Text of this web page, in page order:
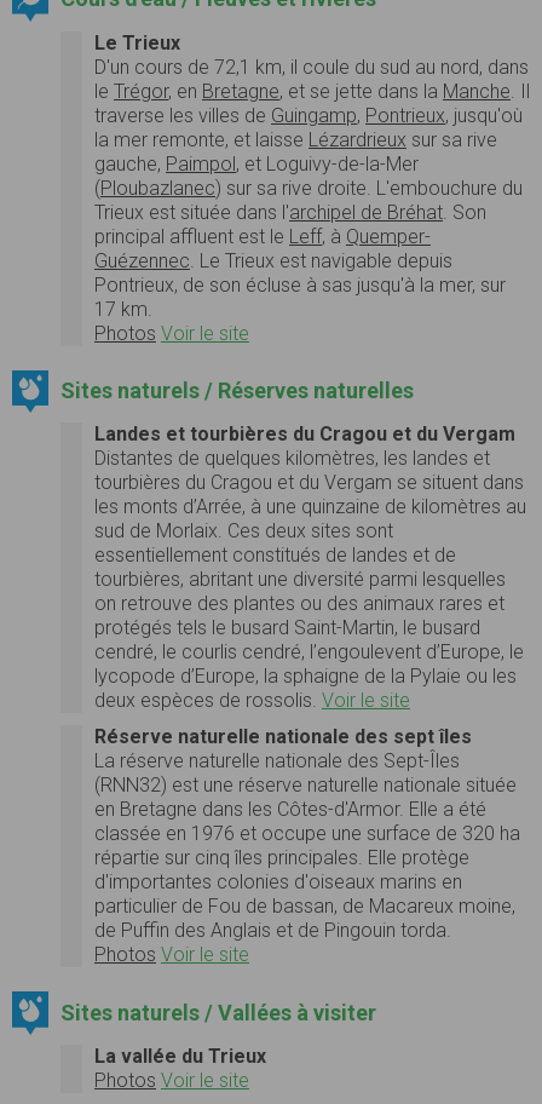
Le Trieux
D'un cours de 72,1 km, il coule du sud au nord, dans
le Trégor, en Bretagne, et se jette dans la Manche . Il
traverse les villes de Guingamp, Pontrieux, jusqu'où
la mer remonte, et laisse Lézardrieux sur sa rive
gauche, Paimpol, et Loguivy-de-la-Mer
(Ploubazlanec) sur sa rive droite. L'embouchure du
Trieux est située dans l'archipel de Bréhat . Son
principal affluent est le Leff, à Quemper-
Guézennec . Le Trieux est navigable depuis
Pontrieux, de son écluse à sas jusqu'à la mer, sur
17 km.
Photos Voir le site
Sites naturels / Réserves naturelles
Landes et tourbières du Cragou et du Vergam
Distantes de quelques kilomètres, les landes et
tourbières du Cragou et du Vergam se situent dans
les monts d’Arrée, à une quinzaine de kilomètres au
sud de Morlaix. Ces deux sites sont
essentiellement constitués de landes et de
tourbières, abritant une diversité parmi lesquelles
on retrouve des plantes ou des animaux rares et
protégés tels le busard Saint-Martin, le busard
cendré, le courlis cendré, l’engoulevent d’Europe, le
lycopode d’Europe, la sphaigne de la Pylaie ou les
deux espèces de rossolis. Voir le site
Réserve naturelle nationale des sept îles
La réserve naturelle nationale des Sept-Îles
(RNN32) est une réserve naturelle nationale située
en Bretagne dans les Côtes-d'Armor. Elle a été
classée en 1976 et occupe une surface de 320 ha
répartie sur cinq îles principales. Elle protège
d'importantes colonies d'oiseaux marins en
particulier de Fou de bassan, de Macareux moine,
de Puffin des Anglais et de Pingouin torda.
Photos Voir le site
Sites naturels / Vallées à visiter
La vallée du Trieux
Photos Voir le site